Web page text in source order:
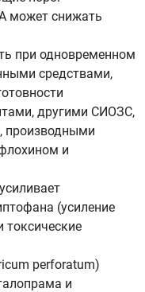
может снижать
при одновременном
средствами,
другими СИОЗС,
производными
и
(усиление
токсические
perforatum)
и